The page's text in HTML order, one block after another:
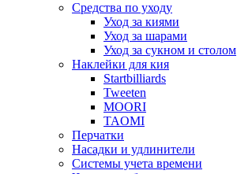
Средства по уходу
Уход за киями
Уход за шарами
Уход за сукном и столом
Наклейки для кия
Startbilliards
Tweeten
MOORI
TAOMI
Перчатки
Насадки и удлинители
Системы учета времени